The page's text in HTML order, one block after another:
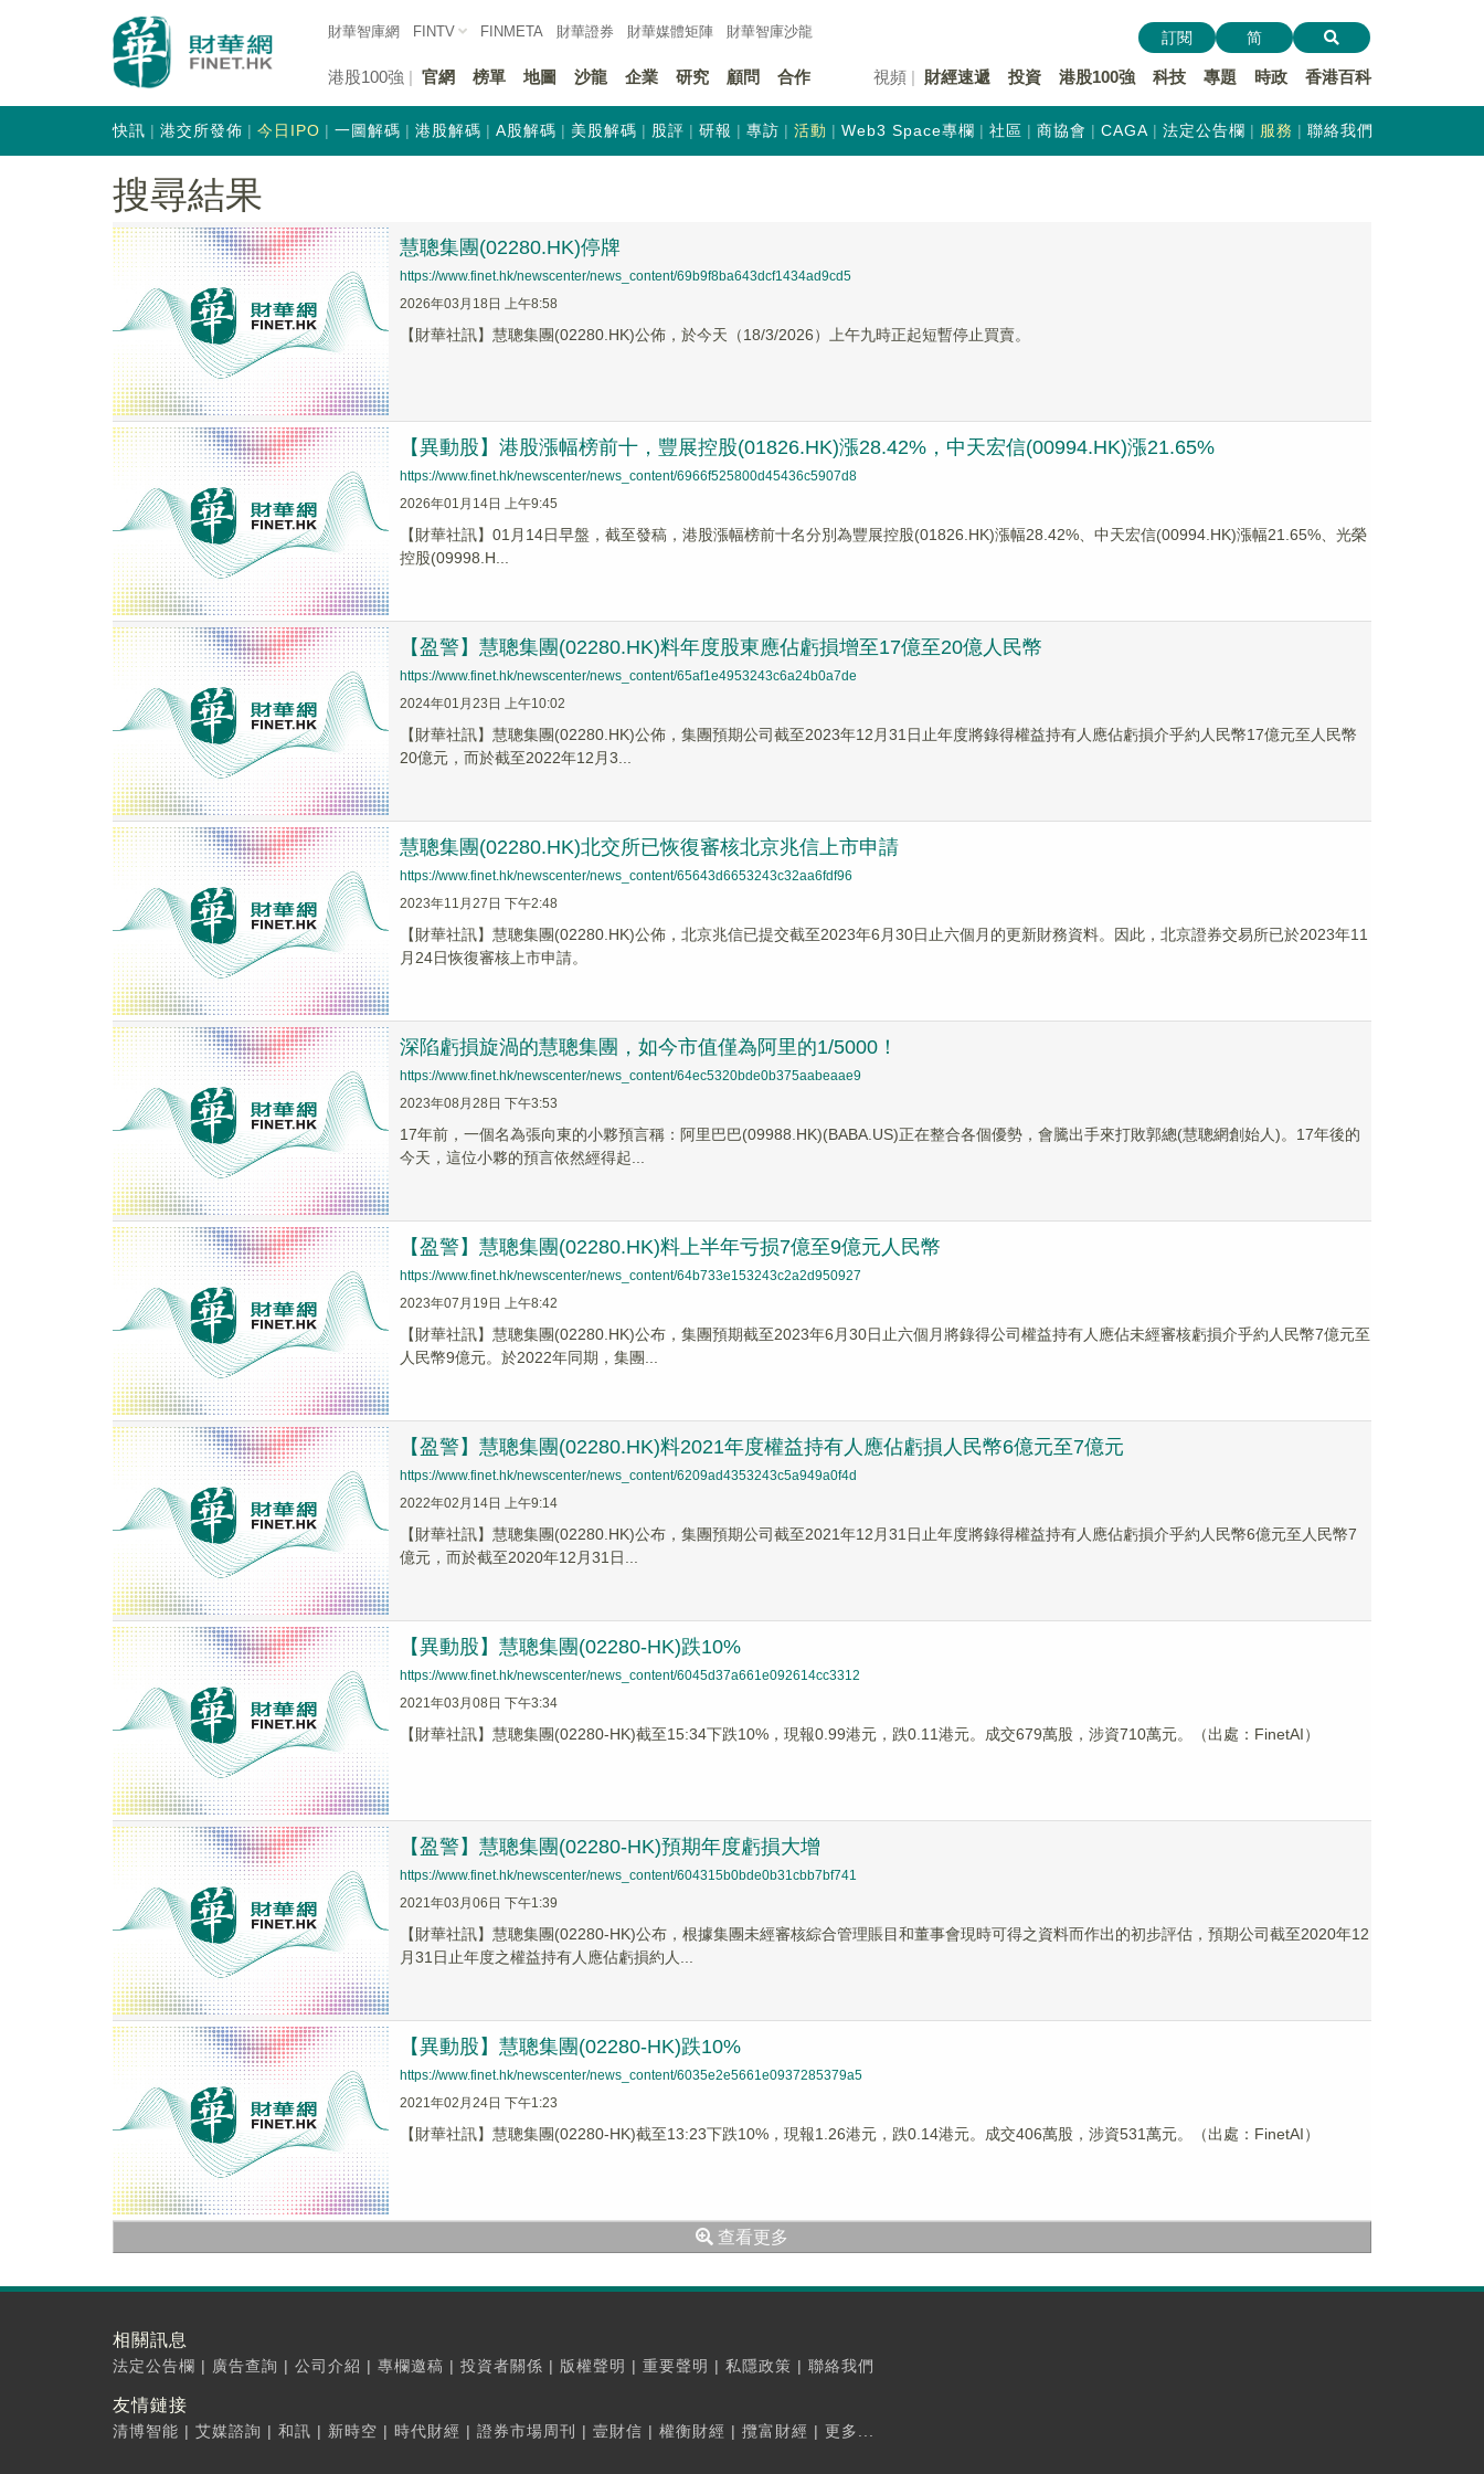
財華智庫網 FINTV FINMETA 財華證券 財華媒體矩陣 財華智庫沙龍
港股100強 官網 榜單 地圖 沙龍 企業 研究 顧問 合作 視頻 財經速遞 投資 港股100強 科技 專題 時政 香港百科
訂閱 简
快訊 港交所發佈 今日IPO 一圖解碼 港股解碼 A股解碼 美股解碼 股評 研報 專訪 活動 Web3 Space專欄 社區 商協會 CAGA 法定公告欄 服務 聯絡我們
搜尋結果
慧聰集團(02280.HK)停牌
https://www.finet.hk/newscenter/news_content/69b9f8ba643dcf1434ad9cd5
2026年03月18日 上午8:58
【財華社訊】慧聰集團(02280.HK)公佈，於今天（18/3/2026）上午九時正起短暫停止買賣。
【異動股】港股漲幅榜前十，豐展控股(01826.HK)漲28.42%，中天宏信(00994.HK)漲21.65%
https://www.finet.hk/newscenter/news_content/6966f525800d45436c5907d8
2026年01月14日 上午9:45
【財華社訊】01月14日早盤，截至發稿，港股漲幅榜前十名分別為豐展控股(01826.HK)漲幅28.42%、中天宏信(00994.HK)漲幅21.65%、光榮
控股(09998.H...
【盈警】慧聰集團(02280.HK)料年度股東應佔虧損增至17億至20億人民幣
https://www.finet.hk/newscenter/news_content/65af1e4953243c6a24b0a7de
2024年01月23日 上午10:02
【財華社訊】慧聰集團(02280.HK)公佈，集團預期公司截至2023年12月31日止年度將錄得權益持有人應佔虧損介乎約人民幣17億元至人民幣
20億元，而於截至2022年12月3...
慧聰集團(02280.HK)北交所已恢復審核北京兆信上市申請
https://www.finet.hk/newscenter/news_content/65643d6653243c32aa6fdf96
2023年11月27日 下午2:48
【財華社訊】慧聰集團(02280.HK)公佈，北京兆信已提交截至2023年6月30日止六個月的更新財務資料。因此，北京證券交易所已於2023年11
月24日恢復審核上市申請。
深陷虧損旋渦的慧聰集團，如今市值僅為阿里的1/5000！
https://www.finet.hk/newscenter/news_content/64ec5320bde0b375aabeaae9
2023年08月28日 下午3:53
17年前，一個名為張向東的小夥預言稱：阿里巴巴(09988.HK)(BABA.US)正在整合各個優勢，會騰出手來打敗郭總(慧聰網創始人)。17年後的
今天，這位小夥的預言依然經得起...
【盈警】慧聰集團(02280.HK)料上半年亏损7億至9億元人民幣
https://www.finet.hk/newscenter/news_content/64b733e153243c2a2d950927
2023年07月19日 上午8:42
【財華社訊】慧聰集團(02280.HK)公布，集團預期截至2023年6月30日止六個月將錄得公司權益持有人應佔未經審核虧損介乎約人民幣7億元至
人民幣9億元。於2022年同期，集團...
【盈警】慧聰集團(02280.HK)料2021年度權益持有人應佔虧損人民幣6億元至7億元
https://www.finet.hk/newscenter/news_content/6209ad4353243c5a949a0f4d
2022年02月14日 上午9:14
【財華社訊】慧聰集團(02280.HK)公布，集團預期公司截至2021年12月31日止年度將錄得權益持有人應佔虧損介乎約人民幣6億元至人民幣7
億元，而於截至2020年12月31日...
【異動股】慧聰集團(02280-HK)跌10%
https://www.finet.hk/newscenter/news_content/6045d37a661e092614cc3312
2021年03月08日 下午3:34
【財華社訊】慧聰集團(02280-HK)截至15:34下跌10%，現報0.99港元，跌0.11港元。成交679萬股，涉資710萬元。（出處：FinetAI）
【盈警】慧聰集團(02280-HK)預期年度虧損大增
https://www.finet.hk/newscenter/news_content/604315b0bde0b31cbb7bf741
2021年03月06日 下午1:39
【財華社訊】慧聰集團(02280-HK)公布，根據集團未經審核綜合管理賬目和董事會現時可得之資料而作出的初步評估，預期公司截至2020年12
月31日止年度之權益持有人應佔虧損約人...
【異動股】慧聰集團(02280-HK)跌10%
https://www.finet.hk/newscenter/news_content/6035e2e5661e0937285379a5
2021年02月24日 下午1:23
【財華社訊】慧聰集團(02280-HK)截至13:23下跌10%，現報1.26港元，跌0.14港元。成交406萬股，涉資531萬元。（出處：FinetAI）
查看更多
相關訊息
法定公告欄 | 廣告查詢 | 公司介紹 | 專欄邀稿 | 投資者關係 | 版權聲明 | 重要聲明 | 私隱政策 | 聯絡我們
友情鏈接
清博智能 | 艾媒諮詢 | 和訊 | 新時空 | 時代財經 | 證券市場周刊 | 壹財信 | 權衡財經 | 攬富財經 | 更多...